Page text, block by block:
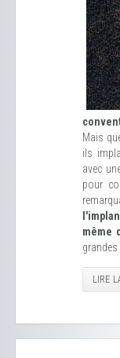
Mais
ils
avec
pour
même
grandes
LIRE